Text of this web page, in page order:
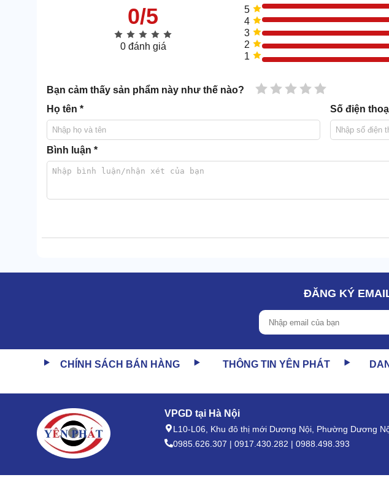
0/5
0 đánh giá
5
4
3
2
1
Bạn cảm thấy sản phẩm này như thế nào? 5 sao
4 sao
3 sao
2 sao
1 sao
Họ tên * Số điện
Bình luận *
ĐĂNG KÝ
CHÍNH SÁCH BÁN HÀNG THÔNG TIN YÊN PHÁT
VPGD tại Hà Nội
L10-L06, Khu đô thị mới Dương Nội, Phường Dương
0985.626.307 | 0917.430.282 | 0988.498.393